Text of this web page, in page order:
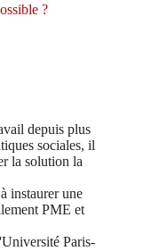
?
depuis plus
sociales, il
la solution la
instaurer une
PME et
Paris-